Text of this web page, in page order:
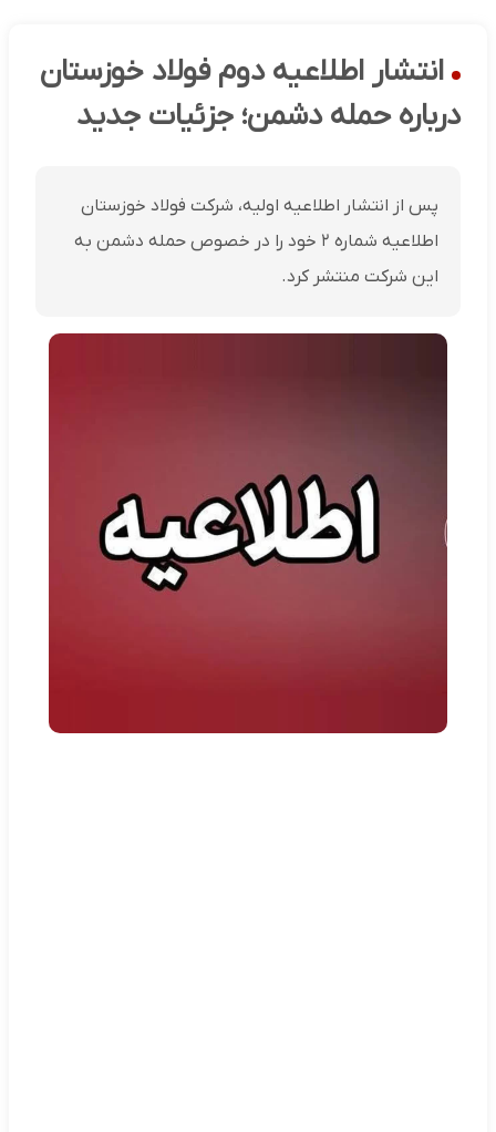
انتشار اطلاعیه دوم فولاد خوزستان
درباره حمله دشمن؛ جزئیات جدید
پس از انتشار اطلاعیه اولیه، شرکت فولاد خوزستان
اطلاعیه شماره ۲ خود را در خصوص حمله دشمن به
این شرکت منتشر کرد.